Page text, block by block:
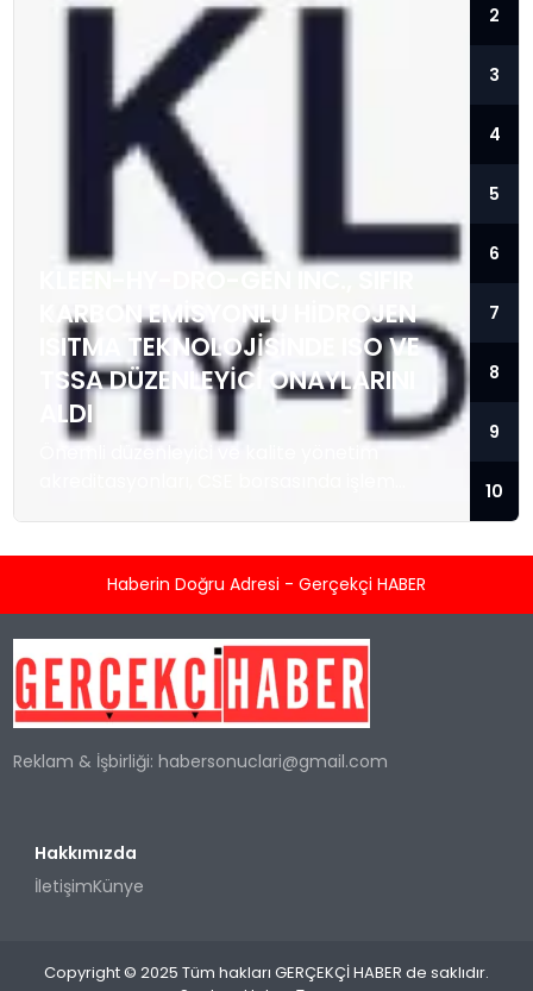
KARBON EMISYONLU HIDROJEN
ISITMA TEKNOLOJISINDE ISO VE
TSSA DÜZENLEYICI ONAYLARINI
ALDI
Sistemlerini üretmek ve satmak üzere
kurumsal sözleşmeler için konumlandırıyor.
TORONTO, KANADA / ACCESS Newswire / 5
Ağustos 2026 / Kleen-Hy-Dro-Gen Inc.
2
3
4
5
6
7
8
9
10
Haberin Doğru Adresi - Gerçekçi HABER
Reklam & İşbirliği:habersonuclari@gmail.com
Hakkımızda
İletişimKünye
Copyright © 2025 Tüm hakları GERÇEKÇİ HABER de saklıdır.